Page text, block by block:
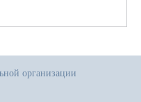
организации